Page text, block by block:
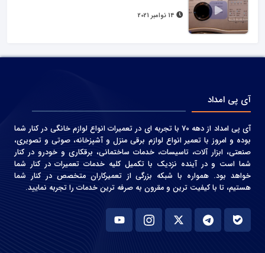
آی پی امداد
آی پی امداد از دهه 70 با تجربه ای در تعمیرات انواع لوازم خانگی در کنار شما
بوده و امروز با تعمیر انواع لوازم برقی منزل و آشپزخانه، صوتی و‌ تصویری،
صنعتی، ابزار آلات، تاسیسات، خدمات ساختمانی، برقکاری و خودرو در کنار
شما است و در آینده نزدیک با تکمیل کلیه خدمات تعمیرات در کنار شما
خواهد بود. همواره با شبکه بزرگی از تعمیرکاران متخصص در کنار شما
هستیم، تا با کیفیت ترین و مقرون به صرفه ترین خدمات را تجربه نمایید.